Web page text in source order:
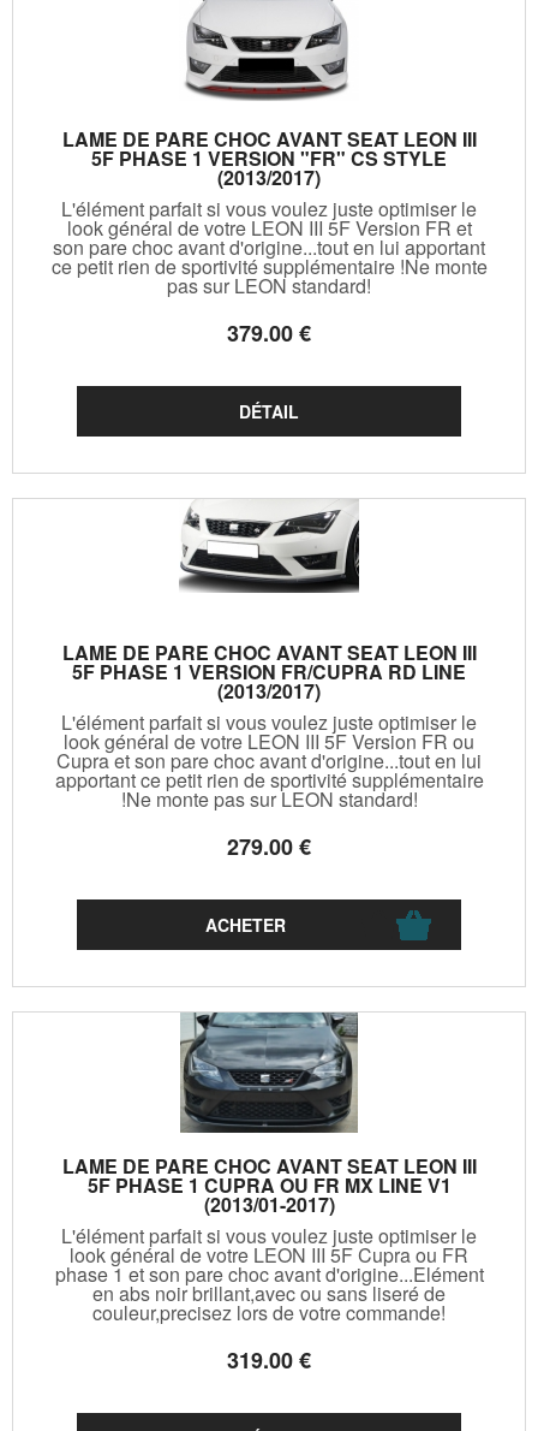
LAME DE PARE CHOC AVANT SEAT LEON III
5F PHASE 1 VERSION "FR" CS STYLE
(2013/2017)
L'élément parfait si vous voulez juste optimiser le
look général de votre LEON III 5F Version FR et
son pare choc avant d'origine...tout en lui apportant
ce petit rien de sportivité supplémentaire !Ne monte
pas sur LEON standard!
379.00€
LAME DE PARE CHOC AVANT SEAT LEON III
5F PHASE 1 VERSION FR/CUPRA RD LINE
(2013/2017)
L'élément parfait si vous voulez juste optimiser le
look général de votre LEON III 5F Version FR ou
Cupra et son pare choc avant d'origine...tout en lui
apportant ce petit rien de sportivité supplémentaire
!Ne monte pas sur LEON standard!
279.00€
LAME DE PARE CHOC AVANT SEAT LEON III
5F PHASE 1 CUPRA OU FR MX LINE V1
(2013/01-2017)
L'élément parfait si vous voulez juste optimiser le
look général de votre LEON III 5F Cupra ou FR
phase 1 et son pare choc avant d'origine...Elément
en abs noir brillant,avec ou sans liseré de
couleur,precisez lors de votre commande!
319.00€